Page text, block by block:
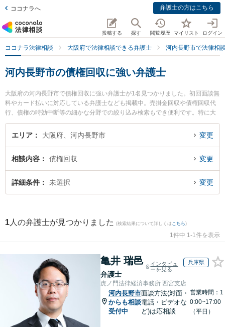
ココナラへ 弁護士の方はこちら
投稿する 探す 閲覧履歴 マイリスト ログイン
ココナラ法律相談 大阪府で法律相談できる弁護士 河内長野市で法律相
河内長野市の債権回収に強い弁護士
大阪府の河内長野市で債権回収に強い弁護士が1名見つかりました。初回面談無
料やカード払いに対応している弁護士なども掲載中。売掛金回収や債権回収代
行、債権の時効中断等の細かな分野での絞り込み検索もでき便利です。特に大
阪南法律事務所の河合 洋次弁護士のプロフィール情報や弁護士費用、強みなど
が注目されています。『河内長野市で土日や夜間に発生した債権回収のトラブ
野市内の弁護士に相談予約したい』などでお困りの相談者さんにおすすめで
す。
エリア 大阪府、河内長野市 変更
相談内容 債権回収 変更
詳細条件 未選択 変更
1 人の弁護士が見つかりました (検索結果について詳しくは こちら)
1件中 1-1件を表示
亀井 瑞邑
弁護士
インタビュ
ーを見る
兵庫県
虎ノ門法律経済事務所 西宮支店
河内長野市
からも相談
受付中
面談方法(対面・
電話・ビデオな
ど)は応相談
営業時間：1
0:00~17:00
（平日）